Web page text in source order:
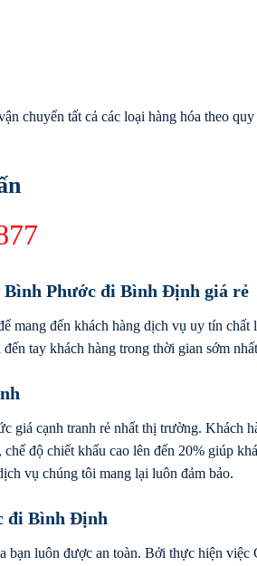
chuyển tất cả các loại hàng hóa theo
Bình Phước đi Bình Định giá rẻ
mang đến khách hàng dịch vụ uy tín chất
tay khách hàng trong thời gian sớm
giá cạnh tranh rẻ nhất thị trường. Khách
độ chiết khấu cao lên đến 20% giúp
vụ chúng tôi mang lại luôn đảm bảo.
đi Bình Định
bạn luôn được an toàn. Bởi thực hiện việc